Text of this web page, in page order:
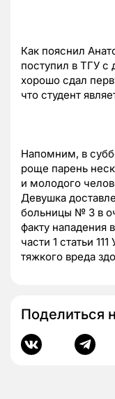
Как пояснил
поступил в ТГУ с
хорошо сдал
что студент
Напомним, в
роще парень
и молодого
Девушка
больницы № 3 в
факту нападения
части 1 статьи
тяжкого вреда
Поделиться